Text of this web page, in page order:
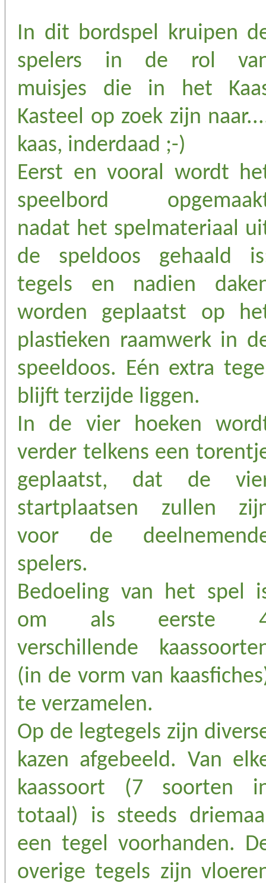
In dit bordspel kruipen
spelers in de rol
muisjes die in het
Kasteel op zoek zijn
kaas, inderdaad ;-)
Eerst en vooral wordt
speelbord
nadat het spelmateriaal
de speldoos gehaald
tegels en nadien
worden geplaatst op
plastieken raamwerk in
speeldoos. Eén extra
blijft terzijde liggen.
In de vier hoeken
verder telkens een
geplaatst, dat de
startplaatsen zullen
voor de
spelers.
Bedoeling van het spel
om als eerste
verschillende
(in de vorm van
te verzamelen.
Op de legtegels zijn
kazen afgebeeld. Van
kaassoort (7 soorten
totaal) is steeds
een tegel voorhanden.
overige tegels zijn